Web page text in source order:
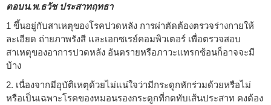
ตอบน.พ.ธวัช ประสาทฤทธา
1 ขึ้นอยู่กับสาเหตุของโรคปวดหลัง การผ่าตัดต้องตรวจร่างกายให้
ละเอียด ถ่ายภาพรังสี และเอกซเรย์คอมพิวเตอร์ เพื่อตรวจสอบ
สาเหตุของอาการปวดหลัง อันตรายหรือภาวะแทรกซ้อนก็อาจจะมี
บ้าง
2. เนื่องจากมีอุบัติเหตุด้วยไม่แน่ใจว่ามีกระดูกหักร่วมด้วยหรือไม่
หรือเป็นเฉพาะโรคของหมอนรองกระดูกที่กดทับเส้นประสาท คงต้อง